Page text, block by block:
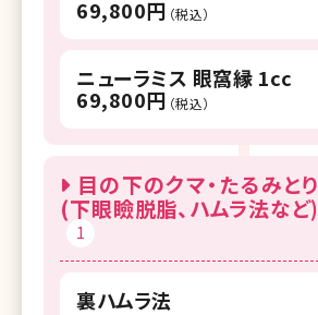
69,800円 （税込）
ニューラミス 眼窩縁 1cc
69,800円 （税込）
目の下のクマ・たるみとり
(下眼瞼脱脂、ハムラ法など)
1
裏ハムラ法